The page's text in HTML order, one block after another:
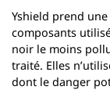
Yshield prend
composants
noir le moins
traité. Elles
dont le danger